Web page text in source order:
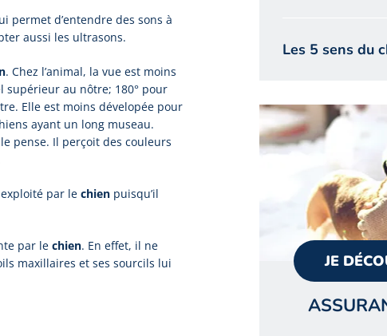
permet d’entendre des sons à
aussi les ultrasons.
. Chez l’animal, la vue est moins
supérieur au nôtre; 180° pour
Elle est moins dévelopée pour
ayant un long museau.
pense. Il perçoit des couleurs
par le chien puisqu’il
par le chien. En effet, il ne
maxillaires et ses sourcils lui
Les 5 sens du
JE